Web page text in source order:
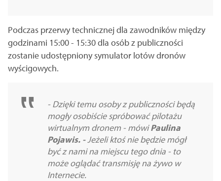
Podczas przerwy technicznej dla zawodników między
godzinami 15:00 - 15:30 dla osób z publiczności
zostanie udostępniony symulator lotów dronów
wyścigowych.
- Dzięki temu osoby z publiczności będą
mogły osobiście spróbować pilotażu
wirtualnym dronem - mówiPaulina
Pojawis. -Jeżeli ktoś nie będzie mógł
być z nami na miejscu tego dnia - to
może oglądać transmisję na żywo w
Internecie.